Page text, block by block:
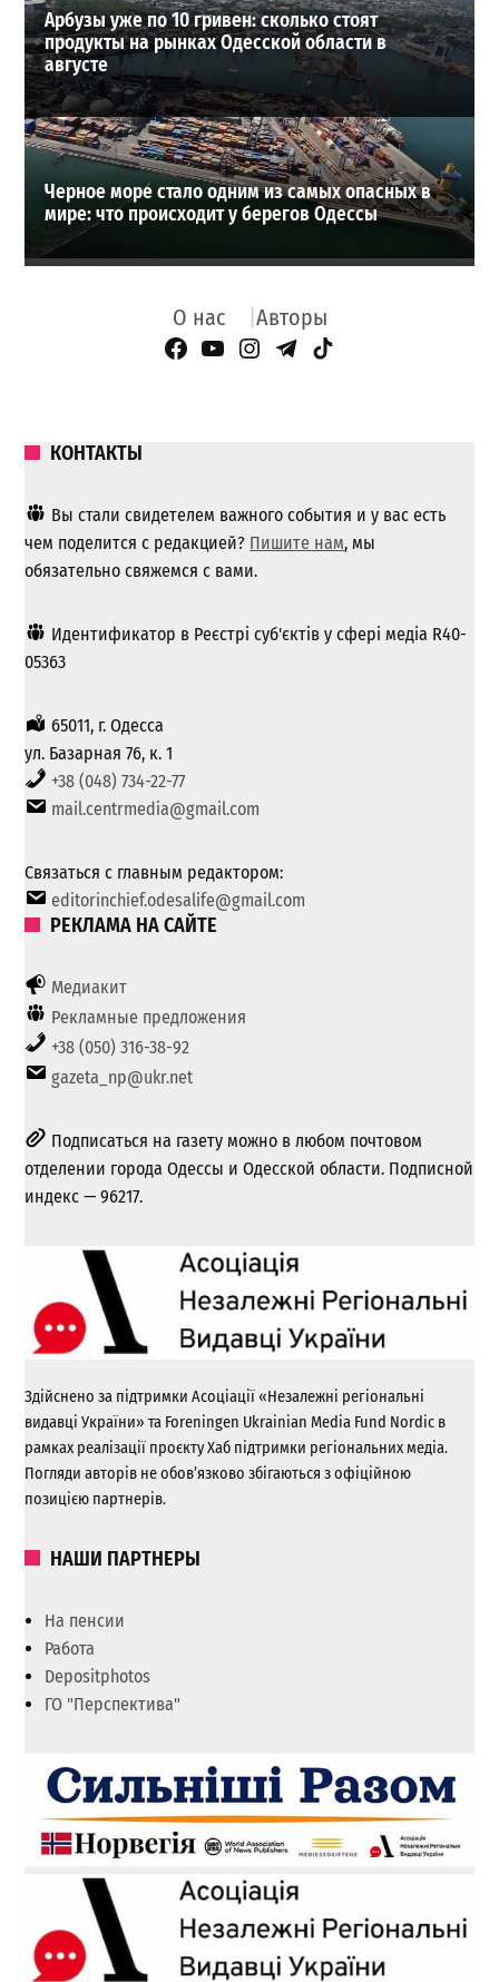
Арбузы уже по 10 гривен: сколько стоят
продукты на рынках Одесской области в
августе
Черное море стало одним из самых опасных в
мире: что происходит у берегов Одессы
О нас Авторы
Facebook Page
YouTube
Instagram
Telegram
TikTok
КОНТАКТЫ
Вы стали свидетелем важного события и у вас есть
чем поделится с редакцией? Пишите нам, мы
обязательно свяжемся с вами.
Идентификатор в Реєстрі суб'єктів у сфері медіа R40-
05363
65011, г. Одесса
ул. Базарная 76, к. 1
+38 (048) 734-22-77
mail.centrmedia@gmail.com
Связаться с главным редактором:
editorinchief.odesalife@gmail.com
РЕКЛАМА НА САЙТЕ
Медиакит
Рекламные предложения
+38 (050) 316-38-92
gazeta_np@ukr.net
Подписаться на газету можно в любом почтовом
отделении города Одессы и Одесской области. Подписной
индекс — 96217.
Здійснено за підтримки Асоціації «Незалежні регіональні
видавці України» та Foreningen Ukrainian Media Fund Nordic в
рамках реалізації проєкту Хаб підтримки регіональних медіа.
Погляди авторів не обов’язково збігаються з офіційною
позицією партнерів.
НАШИ ПАРТНЕРЫ
На пенсии
Работа
Depositphotos
ГО "Перспектива"